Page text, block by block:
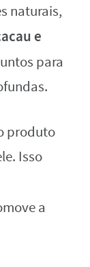
naturais,
e
para
produto
Isso
a